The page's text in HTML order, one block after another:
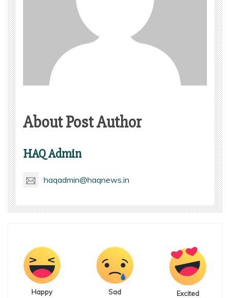
About Post Author
HAQ Admin
haqadmin@haqnews.in
Happy Sad Excited